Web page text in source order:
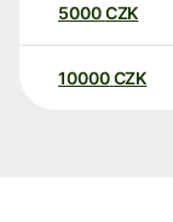
5000CZK
10000 CZK